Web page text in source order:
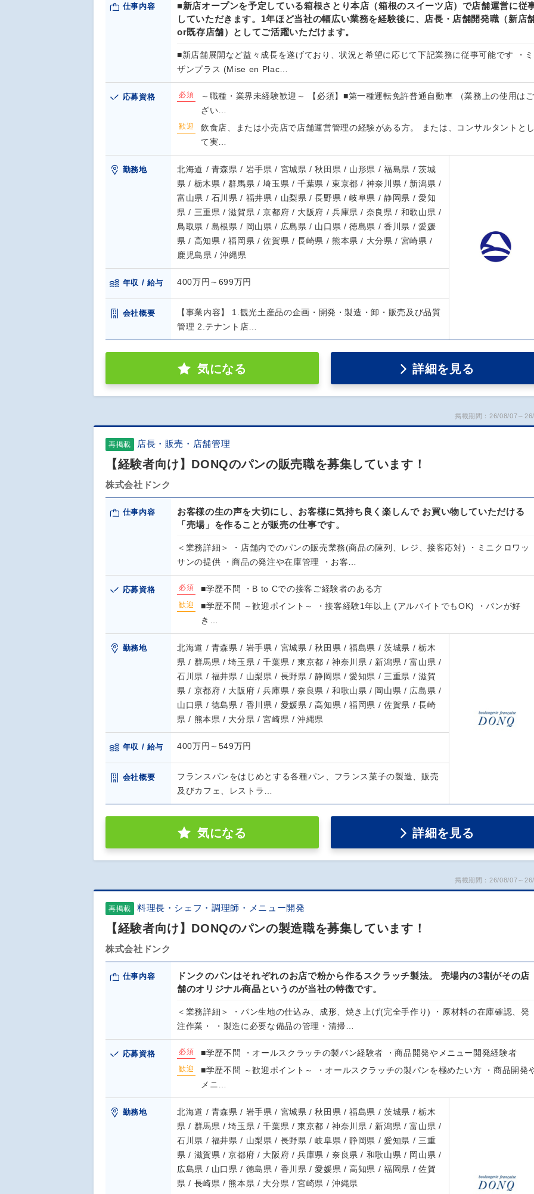
仕事内容
■新店オープンを予定している箱根さとり本店（箱根のスイーツ店）で店舗運営に従
していただきます。1年ほど当社の幅広い業務を経験後に、店長・店舗開発職（新店
or既存店舗）としてご活躍いただけます。
■新店舗展開など益々成長を遂げており、状況と希望に応じて下記業務に従事可能です ・ミ
ザンプラス (Mise en Plac…
応募資格 必須
～職種・業界未経験歓迎～ 【必須】■第一種運転免許普通自動車 （業務上の使用はご
ざい…
歓迎
飲食店、または小売店で店舗運営管理の経験がある方。 または、コンサルタントと
て実…
勤務地
北海道 / 青森県 / 岩手県 / 宮城県 / 秋田県 / 山形県 / 福島県 / 茨城
県 / 栃木県 / 群馬県 / 埼玉県 / 千葉県 / 東京都 / 神奈川県 / 新潟県 /
富山県 / 石川県 / 福井県 / 山梨県 / 長野県 / 岐阜県 / 静岡県 / 愛知
県 / 三重県 / 滋賀県 / 京都府 / 大阪府 / 兵庫県 / 奈良県 / 和歌山県 /
鳥取県 / 島根県 / 岡山県 / 広島県 / 山口県 / 徳島県 / 香川県 / 愛媛
県 / 高知県 / 福岡県 / 佐賀県 / 長崎県 / 熊本県 / 大分県 / 宮崎県 /
鹿児島県 / 沖縄県
年収 / 給与 400万円～699万円
会社概要
【事業内容】 1.観光土産品の企画・開発・製造・卸・販売及び品質
管理 2.テナント店…
気になる 詳細を見る
掲載期間：26/08/07～
再掲載 店長・販売・店舗管理
【経験者向け】DONQのパンの販売職を募集しています！
株式会社ドンク
仕事内容
お客様の生の声を大切にし、お客様に気持ち良く楽しんで お買い物していただける
「売場」を作ることが販売の仕事です。
＜業務詳細＞ ・店舗内でのパンの販売業務(商品の陳列、レジ、接客応対) ・ミニクロワッ
サンの提供 ・商品の発注や在庫管理 ・お客…
応募資格 必須 ■学歴不問 ・B to Cでの接客ご経験者のある方
歓迎
■学歴不問 ～歓迎ポイント～ ・接客経験1年以上 (アルバイトでもOK) ・パンが好
き…
勤務地
北海道 / 青森県 / 岩手県 / 宮城県 / 秋田県 / 福島県 / 茨城県 / 栃木
県 / 群馬県 / 埼玉県 / 千葉県 / 東京都 / 神奈川県 / 新潟県 / 富山県 /
石川県 / 福井県 / 山梨県 / 長野県 / 静岡県 / 愛知県 / 三重県 / 滋賀
県 / 京都府 / 大阪府 / 兵庫県 / 奈良県 / 和歌山県 / 岡山県 / 広島県 /
山口県 / 徳島県 / 香川県 / 愛媛県 / 高知県 / 福岡県 / 佐賀県 / 長崎
県 / 熊本県 / 大分県 / 宮崎県 / 沖縄県
年収 / 給与 400万円～549万円
会社概要
フランスパンをはじめとする各種パン、フランス菓子の製造、販売
及びカフェ、レストラ…
気になる 詳細を見る
掲載期間：26/08/07～
再掲載 料理長・シェフ・調理師・メニュー開発
【経験者向け】DONQのパンの製造職を募集しています！
株式会社ドンク
仕事内容
ドンクのパンはそれぞれのお店で粉から作るスクラッチ製法。 売場内の3割がその店
舗のオリジナル商品というのが当社の特徴です。
＜業務詳細＞ ・パン生地の仕込み、成形、焼き上げ(完全手作り) ・原材料の在庫確認、発
注作業・ ・製造に必要な備品の管理・清掃…
応募資格 必須 ■学歴不問 ・オールスクラッチの製パン経験者 ・商品開発やメニュー開発経験者
歓迎
■学歴不問 ～歓迎ポイント～ ・オールスクラッチの製パンを極めたい方 ・商品開発
メニ…
勤務地
北海道 / 青森県 / 岩手県 / 宮城県 / 秋田県 / 福島県 / 茨城県 / 栃木
県 / 群馬県 / 埼玉県 / 千葉県 / 東京都 / 神奈川県 / 新潟県 / 富山県 /
石川県 / 福井県 / 山梨県 / 長野県 / 岐阜県 / 静岡県 / 愛知県 / 三重
県 / 滋賀県 / 京都府 / 大阪府 / 兵庫県 / 奈良県 / 和歌山県 / 岡山県 /
広島県 / 山口県 / 徳島県 / 香川県 / 愛媛県 / 高知県 / 福岡県 / 佐賀
県 / 長崎県 / 熊本県 / 大分県 / 宮崎県 / 沖縄県